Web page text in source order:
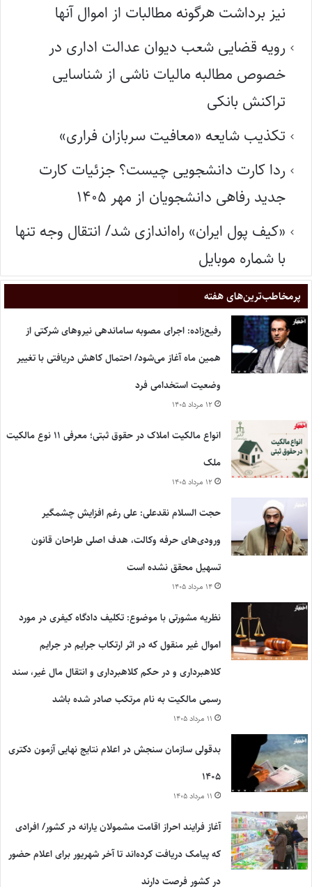
نیز برداشت هرگونه مطالبات از اموال آنها
رویه قضایی شعب دیوان عدالت اداری در
خصوص مطالبه مالیات ناشی از شناسایی
تراکنش بانکی
تکذیب شایعه «معافیت سربازان فراری»
ردا کارت دانشجویی چیست؟ جزئیات کارت
جدید رفاهی دانشجویان از مهر ۱۴۰۵
«کیف پول ایران» راه‌اندازی شد/ انتقال وجه تنها
با شماره موبایل
پر‌مخاطب‌ترین‌های هفته
رفیع‌زاده: اجرای مصوبه ساماندهی نیروهای شرکتی از
همین ماه آغاز می‌شود/ احتمال کاهش دریافتی با تغییر
وضعیت استخدامی فرد
۱۲ مرداد ۱۴۰۵
انواع مالکیت املاک در حقوق ثبتی؛ معرفی ۱۱ نوع مالکیت
ملک
۱۲ مرداد ۱۴۰۵
حجت السلام نقدعلی: علی رغم افزایش چشمگیر
ورودی‌های حرفه وکالت، هدف اصلی طراحان قانون
تسهیل محقق نشده است
۱۴ مرداد ۱۴۰۵
نظریه مشورتی با موضوع: تکلیف دادگاه کیفری در مورد
اموال غیر منقول که در اثر ارتکاب جرایم در جرایم
کلاهبرداری و در حکم کلاهبرداری و انتقال مال غیر، سند
رسمی مالکیت به نام مرتکب صادر شده باشد
۱۱ مرداد ۱۴۰۵
بدقولی سازمان سنجش در اعلام نتایج نهایی آزمون دکتری
۱۴۰۵
۱۱ مرداد ۱۴۰۵
آغاز فرایند احراز اقامت مشمولان یارانه در کشور/ افرادی
که پیامک دریافت کرده‌اند تا آخر شهریور برای اعلام حضور
در کشور فرصت دارند